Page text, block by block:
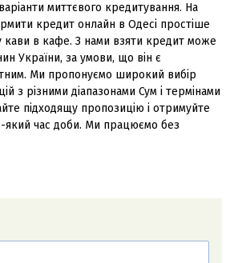
миттєвого кредитування. На
кредит онлайн в Одесі простіше
кави в кафе. З нами взяти кредит може
України, за умови, що він є
Ми пропонуємо широкий вибір
з різними діапазонами Сум і термінами
підходящу пропозицію і отримуйте
який час доби. Ми працюємо без